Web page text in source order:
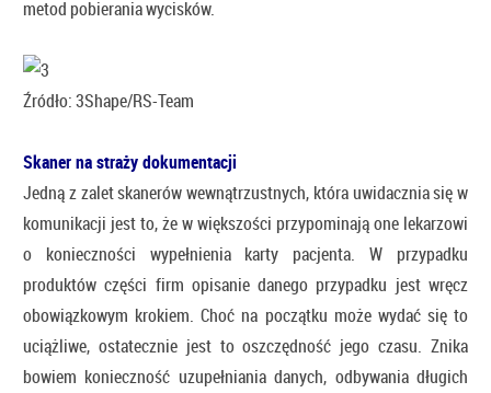
metod pobierania wycisków.
Źródło: 3Shape/RS-Team
Skaner na straży dokumentacji
Jedną z zalet skanerów wewnątrzustnych, która uwidacznia się w
komunikacji jest to, że w większości przypominają one lekarzowi
o konieczności wypełnienia karty pacjenta. W przypadku
produktów części firm opisanie danego przypadku jest wręcz
obowiązkowym krokiem. Choć na początku może wydać się to
uciążliwe, ostatecznie jest to oszczędność jego czasu. Znika
bowiem konieczność uzupełniania danych, odbywania długich